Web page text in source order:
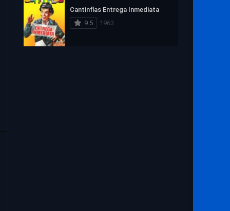
Cantinflas Entrega Inmediata
9.5
1963